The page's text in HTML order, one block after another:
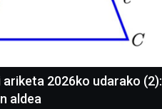
ariketa 2026ko udarako (2):
aldea